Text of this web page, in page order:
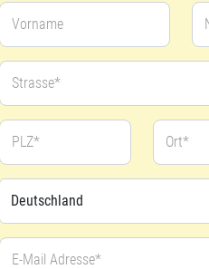
Vorname
Strasse*
PLZ* Ort*
E-Mail Adresse*